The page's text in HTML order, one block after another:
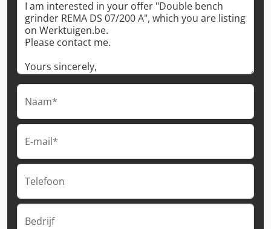
Naam*
E-mail*
Telefoon
Bedrijf